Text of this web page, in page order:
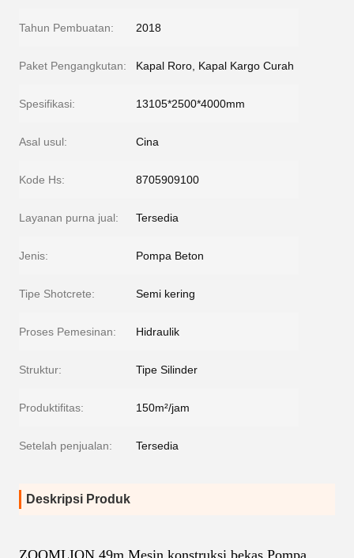
Tahun Pembuatan: 2018
Paket Pengangkutan: Kapal Roro, Kapal Kargo Curah
Spesifikasi: 13105*2500*4000mm
Asal usul: Cina
Kode Hs: 8705909100
Layanan purna jual: Tersedia
Jenis: Pompa Beton
Tipe Shotcrete: Semi kering
Proses Pemesinan: Hidraulik
Struktur: Tipe Silinder
Produktifitas: 150m²/jam
Setelah penjualan: Tersedia
Deskripsi Produk
ZOOMLION 49m Mesin konstruksi bekas Pompa